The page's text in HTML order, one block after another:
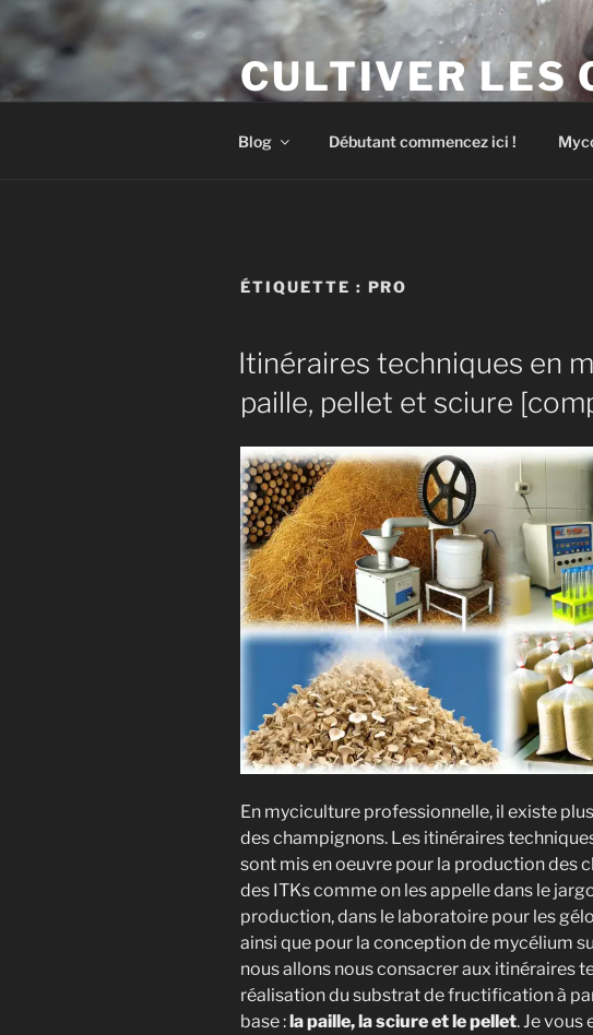
Aller
au
contenu
principal
CULTIVER LES
Blog Débutant commencez ici !
ÉTIQUETTE : PRO
Itinéraires techniques en
paille, pellet et sciure
En myciculture professionnelle, il existe
des champignons. Les itinéraires
sont mis en oeuvre pour la production des
des ITKs comme on les appelle dans le
production, dans le laboratoire pour les
ainsi que pour la conception de mycélium
nous allons nous consacrer aux itinéraires
réalisation du substrat de fructification à
base :la paille, la sciure et le pellet. Je vous